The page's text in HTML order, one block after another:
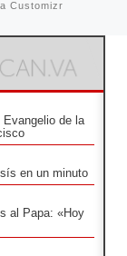
Customizr
Evangelio de la
en un minuto
al Papa: «Hoy